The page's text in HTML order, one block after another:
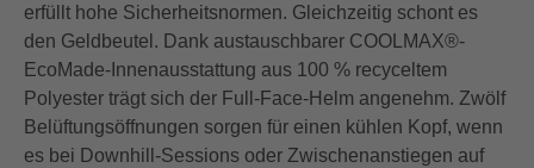
erfüllt hohe Sicherheitsnormen. Gleichzeitig schont es
den Geldbeutel. Dank austauschbarer COOLMAX®-
EcoMade-Innenausstattung aus 100 % recyceltem
Polyester trägt sich der Full-Face-Helm angenehm. Zwölf
Belüftungsöffnungen sorgen für einen kühlen Kopf, wenn
es bei Downhill-Sessions oder Zwischenanstiegen auf